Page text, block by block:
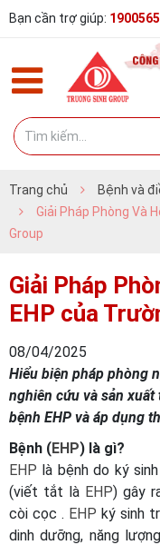
Bạn cần trợ giúp:
Trang chủ Bệnh và
Giải Pháp Phòng Và
Group
Giải Pháp
EHP của
08/04/2025
Hiểu biện pháp phòng
nghiên cứu và sản
bệnh EHP và áp dụng
Bệnh (EHP) là gì?
EHP là bệnh do ký
(viết tắt là EHP) gây
còi cọc . EHP ký sinh
dinh dưỡng, năng